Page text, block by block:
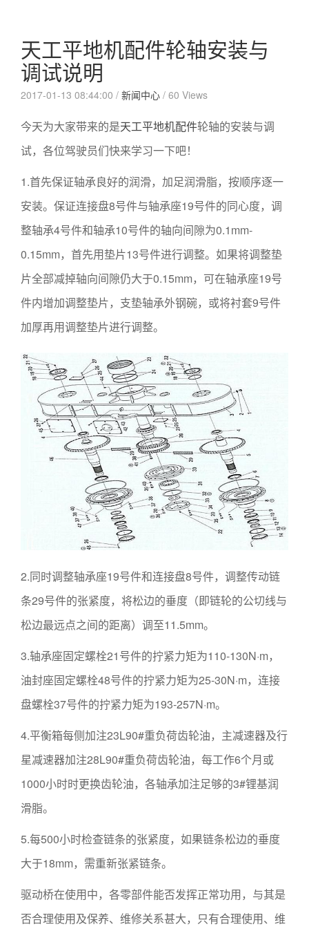
天工平地机配件轮轴安装与
调试说明
2017-01-13 08:44:00 / 新闻中心 / 60 Views
今天为大家带来的是天工平地机配件轮轴的安装与调
试，各位驾驶员们快来学习一下吧！
1.首先保证轴承良好的润滑，加足润滑脂，按顺序逐一
安装。保证连接盘8号件与轴承座19号件的同心度，调
整轴承4号件和轴承10号件的轴向间隙为0.1mm-
0.15mm，首先用垫片13号件进行调整。如果将调整垫
片全部减掉轴向间隙仍大于0.15mm，可在轴承座19号
件内增加调整垫片，支垫轴承外钢碗，或将衬套9号件
加厚再用调整垫片进行调整。
2.同时调整轴承座19号件和连接盘8号件，调整传动链
条29号件的张紧度，将松边的垂度（即链轮的公切线与
松边最远点之间的距离）调至11.5mm。
3.轴承座固定螺栓21号件的拧紧力矩为110-130N·m，
油封座固定螺栓48号件的拧紧力矩为25-30N·m，连接
盘螺栓37号件的拧紧力矩为193-257N·m。
4.平衡箱每侧加注23L90#重负荷齿轮油，主减速器及行
星减速器加注28L90#重负荷齿轮油，每工作6个月或
1000小时时更换齿轮油，各轴承加注足够的3#锂基润
滑脂。
5.每500小时检查链条的张紧度，如果链条松边的垂度
大于18mm，需重新张紧链条。
驱动桥在使用中，各零部件能否发挥正常功用，与其是
否合理使用及保养、维修关系甚大，只有合理使用、维